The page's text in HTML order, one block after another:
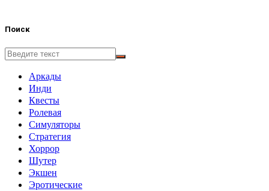
Поиск
Аркады
Инди
Квесты
Ролевая
Симуляторы
Стратегия
Хоррор
Шутер
Экшен
Эротические